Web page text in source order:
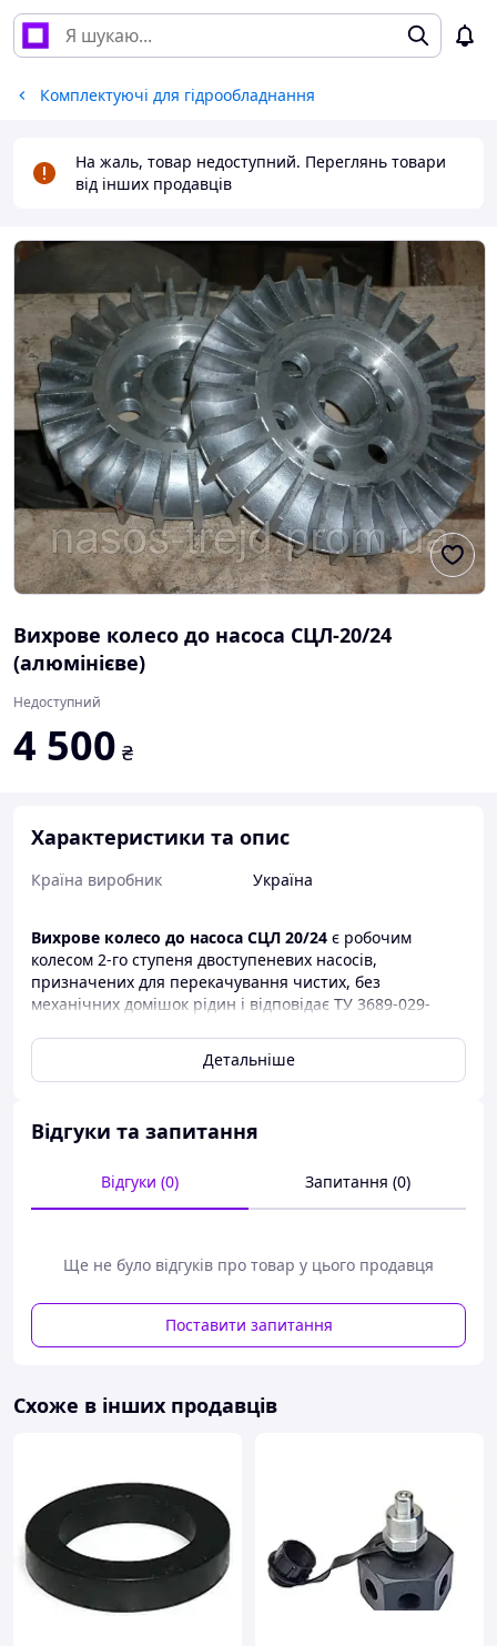
Комплектуючі для гідрообладнання
На жаль, товар недоступний. Переглянь товари
від інших продавців
Вихрове колесо до насоса СЦЛ-20/24
(алюмінієве)
Недоступний
4 500 ₴
Характеристики та опис
Країна виробник Україна
Вихрове колесо до насоса СЦЛ 20/24 є робочим
колесом 2-го ступеня двоступеневих насосів,
призначених для перекачування чистих, без
механічних домішок рідин і відповідає ТУ 3689-029-
РК-2.00.00.00.
Основні параметри та характеристики вихрового
Робоча частота
обертання, об/хв.
Висота, мм
Діаметр, мм
Маса, кг
2,0
Детальніше
Відгуки та запитання
Відгуки (0) Запитання (0)
Ще не було відгуків про товар у цього продавця
Поставити запитання
Схоже в інших продавців